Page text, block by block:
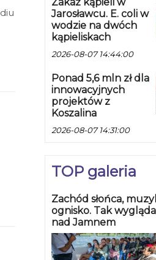
Jarosławcu. E. coli w
wodzie na dwóch
kąpieliskach
2026-08-07 14:44:00
Ponad 5,6 mln zł dla
innowacyjnych
projektów z
Koszalina
2026-08-07 14:31:00
TOP galeria
Zachód słońca,
ognisko. Tak
nad Jamnem